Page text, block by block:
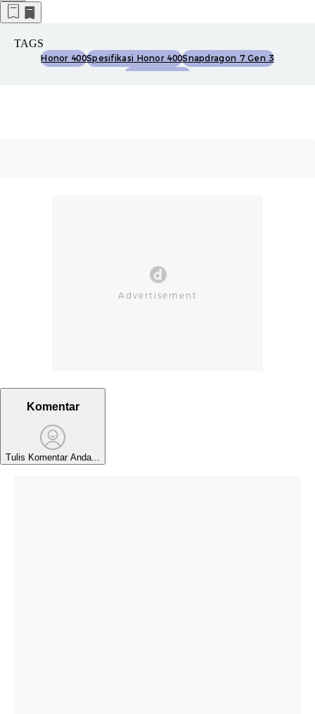
TAGS
Honor 400Spesifikasi Honor 400Snapdragon 7 Gen 3
Komentar
Tulis Komentar Anda...